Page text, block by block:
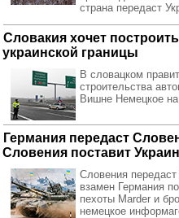
страна передаст
Словакия хочет
украинской границы
В словацком
строительства
Вишне Немецкое на
Германия передаст
Словения поставит
Словения передаст
взамен Германия
пехоты Marder и
немецкое